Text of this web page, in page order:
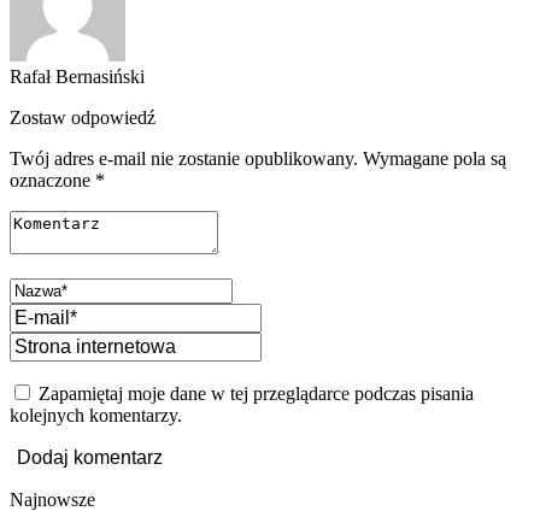
Rafał Bernasiński
Zostaw odpowiedź
Twój adres e-mail nie zostanie opublikowany. Wymagane pola są
oznaczone *
Zapamiętaj moje dane w tej przeglądarce podczas pisania
kolejnych komentarzy.
Najnowsze